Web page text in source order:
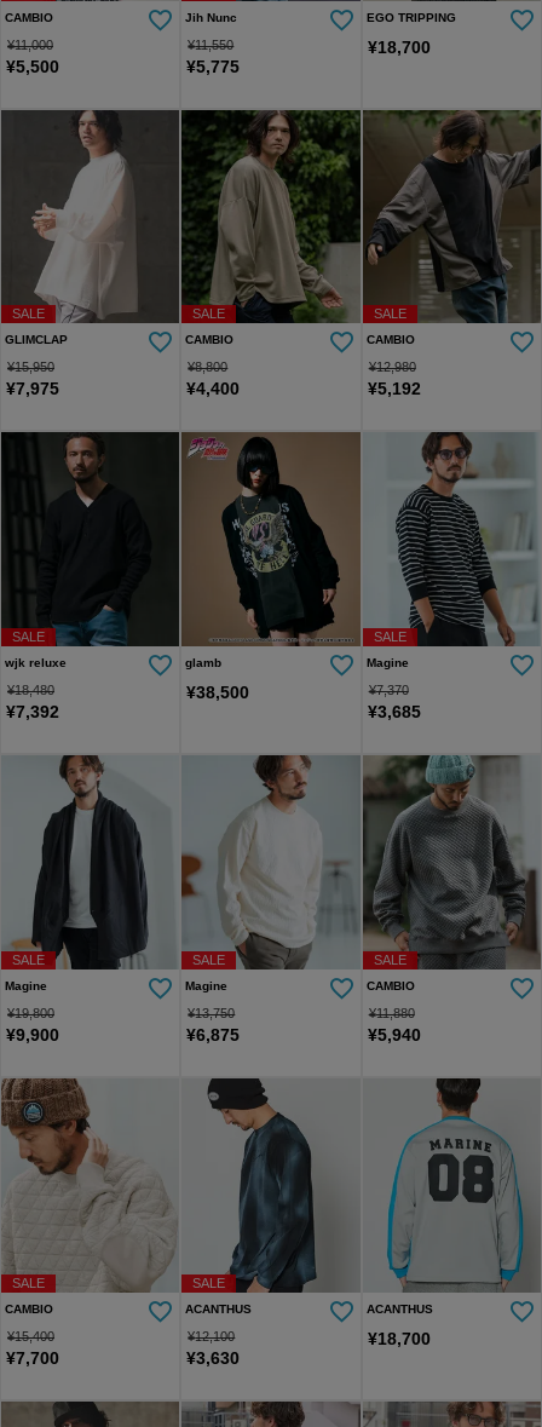
CAMBIO
¥11,000
¥5,500
Jih Nunc
¥11,550
¥5,775
EGO TRIPPING
¥18,700
SALE
GLIMCLAP
¥15,950
¥7,975
SALE
CAMBIO
¥8,800
¥4,400
SALE
CAMBIO
¥12,980
¥5,192
SALE
wjk reluxe
¥18,480
¥7,392
glamb
¥38,500
SALE
Magine
¥7,370
¥3,685
SALE
Magine
¥19,800
¥9,900
SALE
Magine
¥13,750
¥6,875
SALE
CAMBIO
¥11,880
¥5,940
SALE
CAMBIO
¥15,400
¥7,700
SALE
ACANTHUS
¥12,100
¥3,630
ACANTHUS
¥18,700